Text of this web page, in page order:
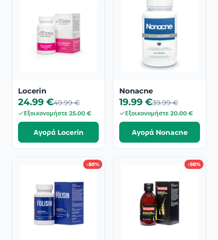
Locerin
24.99 €49.99 €
Εξοικονομήστε 25.00 €
Αγορά Locerin
Nonacne
19.99 €39.99 €
Εξοικονομήστε 20.00 €
Αγορά Nonacne
-50% -50%